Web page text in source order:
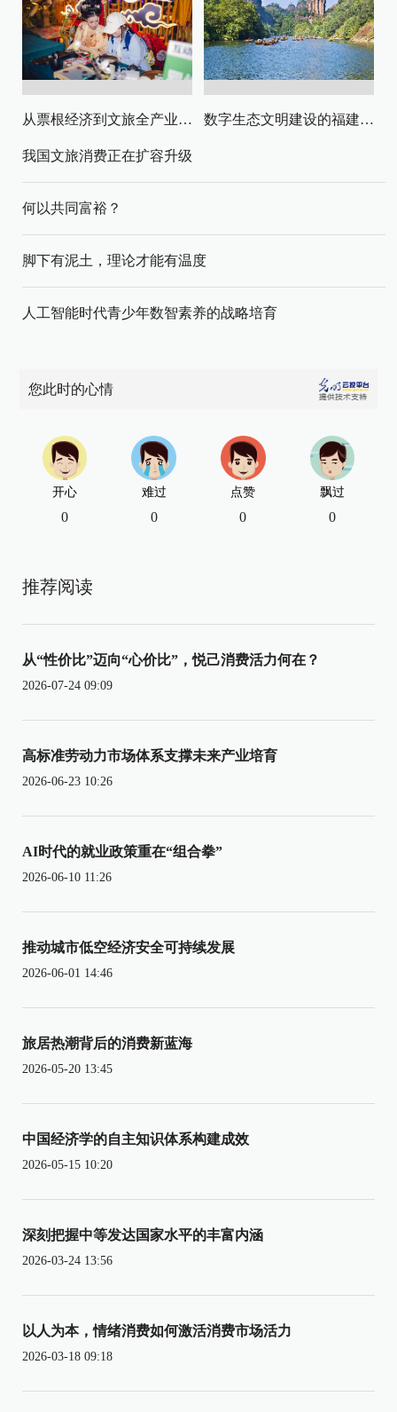
从票根经济到文旅全产业链升级 数字生态文明建设的福建路径与启示
我国文旅消费正在扩容升级
何以共同富裕？
脚下有泥土，理论才能有温度
人工智能时代青少年数智素养的战略培育
您此时的心情
开心
0
难过
0
点赞
0
飘过
0
推荐阅读
从“性价比”迈向“心价比”，悦己消费活力何在？
2026-07-24 09:09
高标准劳动力市场体系支撑未来产业培育
2026-06-23 10:26
AI时代的就业政策重在“组合拳”
2026-06-10 11:26
推动城市低空经济安全可持续发展
2026-06-01 14:46
旅居热潮背后的消费新蓝海
2026-05-20 13:45
中国经济学的自主知识体系构建成效
2026-05-15 10:20
深刻把握中等发达国家水平的丰富内涵
2026-03-24 13:56
以人为本，情绪消费如何激活消费市场活力
2026-03-18 09:18